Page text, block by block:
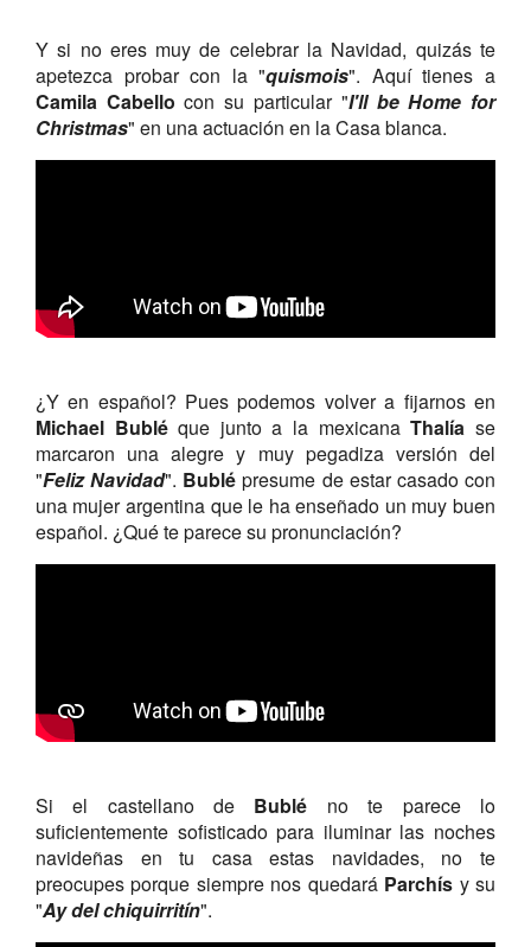
Y si no eres muy de celebrar la Navidad, quizás te
apetezca probar con la "quismois". Aquí tienes a
Camila Cabello con su particular "I'll be Home for
Christmas" en una actuación en la Casa blanca.
¿Y en español? Pues podemos volver a fijarnos en
Michael Bubléque junto a la mexicanaThalía se
marcaron una alegre y muy pegadiza versión del
"Feliz Navidad". Bublépresume de estar casado con
una mujer argentina que le ha enseñado un muy buen
español. ¿Qué te parece su pronunciación?
Si el castellano de Bublé no te parece lo
suficientemente sofisticado para iluminar las noches
navideñas en tu casa estas navidades, no te
preocupes porque siempre nos quedará Parchís y su
"Ay del chiquirritín".